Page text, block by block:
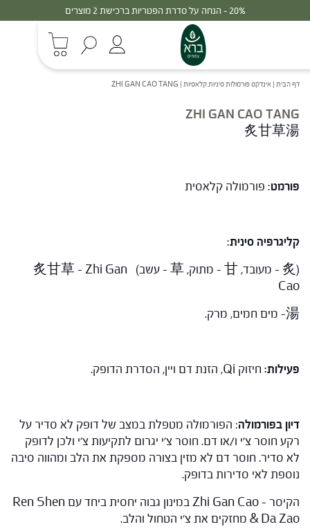
30% - הנחה על סדרת הפטריות ברכישת 3 מוצרים
דף הבית | אינדקס פורמולות סיניות קלאסיות |
ZHI GAN CAO TANG
ZHI GAN CAO TANG
炙甘草湯
פורמט: פורמולה קלאסית
קליגרפיה סינית:
(炙 – מעובד, 甘 – מתוק, 草 – עשב) 炙甘草 – Zhi Gan
Cao
湯– מים חמים, מרק.
פעילות: חיזוק Qi, הזנת דם ויין, הסדרת הדופק.
דיון בפורמולה: הפורמולה מטפלת במצב של דופק לא סדיר על
רקע חוסר צ'י ו/או דם. חוסר צ'י יגרום לתקיעות צ'י ולכן לדופק
לא סדיר. חוסר דם לא מזין בצורה מספקת את הלב ומהווה סיבה
נוספת לאי סדירות בדופק.
הקיסר – Zhi Gan Cao במינון גבוה יחסית ביחד עם Ren Shen
& Da Zao מחזקים את צ'י הטחול והלב.